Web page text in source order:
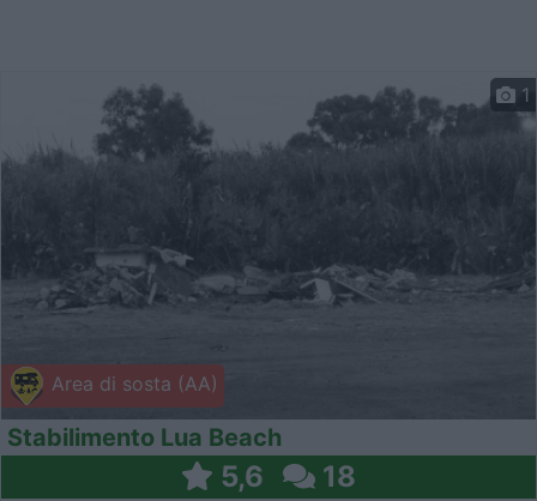
Area di sosta (AA)
1
Stabilimento Lua Beach
5,6 18